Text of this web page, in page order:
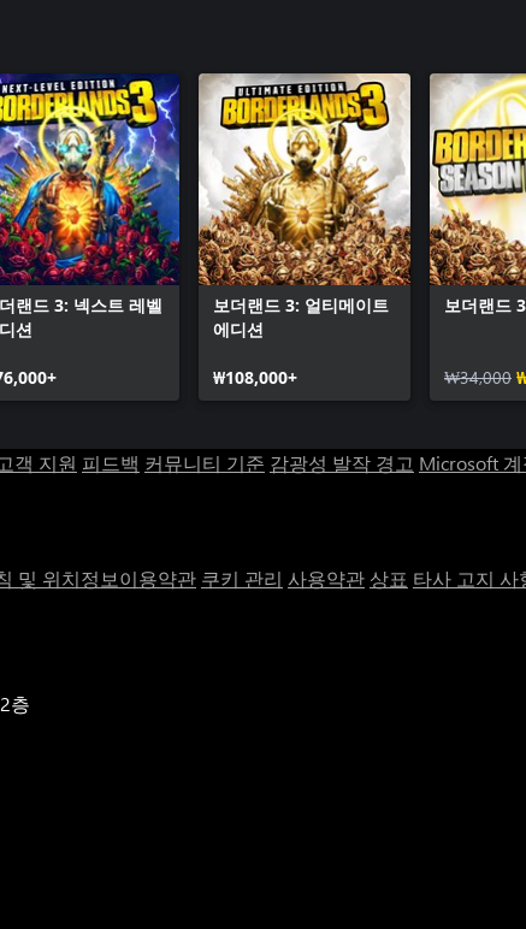
랜드 3: 넥스트 레벨
션
보더랜드 3: 얼티메이트
에디션
₩108,000+
보더랜드
₩34,000
객 지원 피드백 커뮤니티 기준 감광성 발작 경고 Microsoft 계
및 위치정보이용약관 쿠키 관리 사용약관 상표 타사 고지 사
층